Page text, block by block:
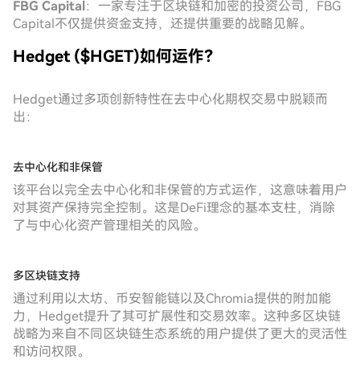
FBG Capital：一家专注于区块链和加密的投资公司，FBG
Capital不仅提供资金支持，还提供重要的战略见解。
Hedget ($HGET)如何运作？
Hedget通过多项创新特性在去中心化期权交易中脱颖而
出：
去中心化和非保管
该平台以完全去中心化和非保管的方式运作，这意味着用户
对其资产保持完全控制。这是DeFi理念的基本支柱，消除
了与中心化资产管理相关的风险。
多区块链支持
通过利用以太坊、币安智能链以及Chromia提供的附加能
力，Hedget提升了其可扩展性和交易效率。这种多区块链
战略为来自不同区块链生态系统的用户提供了更大的灵活性
和访问权限。